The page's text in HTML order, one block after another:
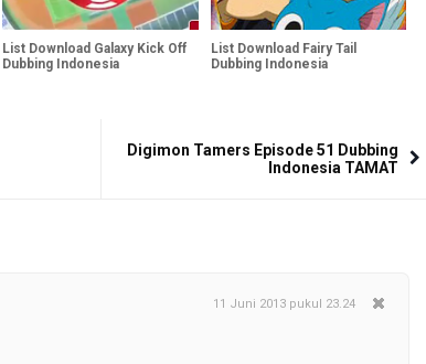
List Download Galaxy Kick Off
Dubbing Indonesia
List Download Fairy Tail
Dubbing Indonesia
Digimon Tamers Episode 51 Dubbing
Indonesia TAMAT
11 Juni 2013 pukul 23.24